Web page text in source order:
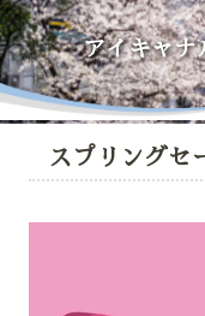
アイキャナ
スプリングセ